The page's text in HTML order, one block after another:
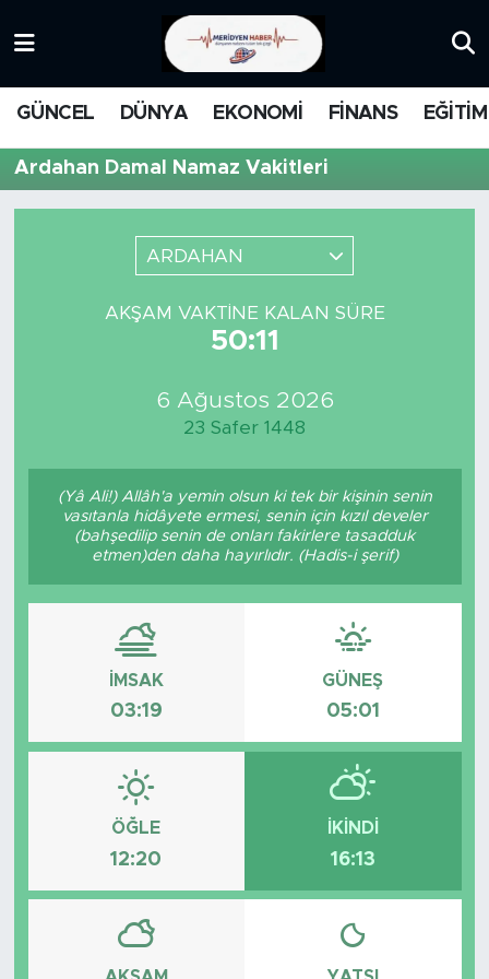
GÜNCEL DÜNYA EKONOMİ FİNANS EĞİTİM
Ardahan Damal Namaz Vakitleri
ARDAHAN
AKŞAM VAKTINE KALAN SÜRE
50:11
6 Ağustos 2026
23 Safer 1448
(Yâ Ali!) Allâh'a yemin olsun ki tek bir kişinin senin
vasıtanla hidâyete ermesi, senin için kızıl develer
(bahşedilip senin de onları fakirlere tasadduk
etmen)den daha hayırlıdır. (Hadis-i şerif)
İMSAK
03:19
GÜNEŞ
05:01
ÖĞLE
12:20
İKINDI
16:13
MANŞET
FİNANS
KARİKATÜR
BİLİM-TEKNOLOJİ
RÖPÖRTAJ
ANALİZ
KULİS
YAZARLAR
POLİTİKA
EKONOMİ
İstanbul Namaz Vakitleri
Trafik Durumu
Süper Lig Puan Durumu ve Fikstür
Son Dakika Haberleri
Haber Arşivi